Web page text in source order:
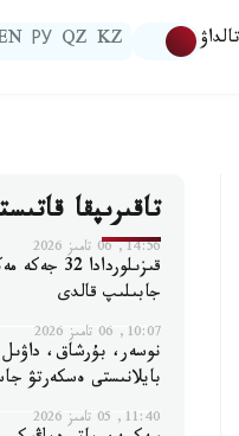
تالداۋ KZ
QZ
РУ
تاقىرىپقا
14:56, 06 تامىز 2026
جابىلىپ قالدى
10:07, 06 تامىز 2026
بايلانىستى ەسكەرتۋ
11:40, 05 تامىز 2026